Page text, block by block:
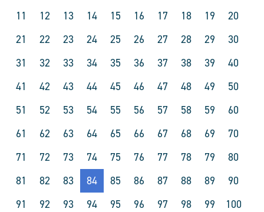
11
12 13 14 15 16 17 18 19
20
21
22 23 24 25 26 27 28 29
30
31
32 33 34 35 36 37 38 39
40
41
42 43 44 45 46 47 48 49
50
51
52 53 54 55 56 57 58 59
60
61
62 63 64 65 66 67 68 69
70
71
72 73 74 75 76 77 78 79
80
81
82 83 84 85 86 87 88 89
90
91
92 93 94 95 96 97 98 99
100